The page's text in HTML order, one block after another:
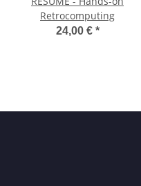
Retrocomputing
24,00 € *